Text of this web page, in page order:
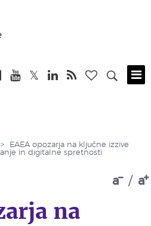
>
EAEA opozarja na ključne izzive
in digitalne spretnosti
a / a
na